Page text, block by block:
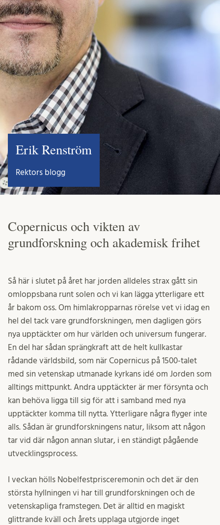
Erik Renström
Rektors blogg
Copernicus och vikten av
grundforskning och akademisk frihet
Så här i slutet på året har jorden alldeles strax gått sin
omloppsbana runt solen och vi kan lägga ytterligare ett
år bakom oss. Om himlakropparnas rörelse vet vi idag en
hel del tack vare grundforskningen, men dagligen görs
nya upptäckter om hur världen och universum fungerar.
En del har sådan sprängkraft att de helt kullkastar
rådande världsbild, som när Copernicus på 1500-talet
med sin vetenskap utmanade kyrkans idé om Jorden som
alltings mittpunkt. Andra upptäckter är mer försynta och
kan behöva ligga till sig för att i samband med nya
upptäckter komma till nytta. Ytterligare några flyger inte
alls. Sådan är grundforskningens natur, liksom att någon
tar vid där någon annan slutar, i en ständigt pågående
utvecklingsprocess.
I veckan hölls Nobelfestprisceremonin och det är den
största hyllningen vi har till grundforskningen och de
vetenskapliga framstegen. Det är alltid en magiskt
glittrande kväll och årets upplaga utgjorde inget